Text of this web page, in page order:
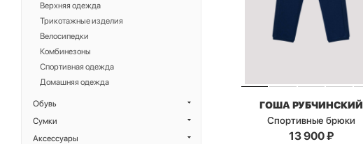
ГОША РУБЧИНСКИЙ
Спортивные брюки
13 900₽
Верхняя одежда
Трикотажные изделия
Велосипедки
Комбинезоны
Спортивная одежда
Домашняя одежда
Обувь
Сумки
Аксессуары